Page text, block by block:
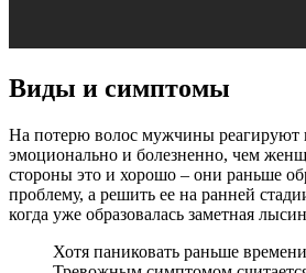
Виды и симптомы
На потерю волос мужчины реагируют
эмоционально и болезненно, чем
стороны это и хорошо – они раньше
проблему, а решить ее на ранней
когда уже образовалась заметная
Хотя паниковать раньше